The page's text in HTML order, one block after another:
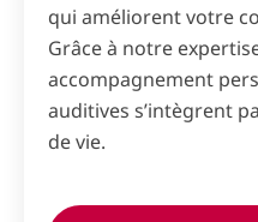
qui améliorent votre
Grâce à notre
accompagnement
auditives s’intègrent
de vie.